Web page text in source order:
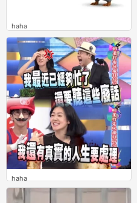
haha
0
haha
0